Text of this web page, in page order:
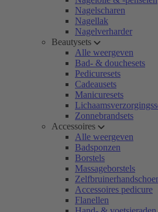
Nagelscharen
Nagellak
Nagelverharder
Beautysets
Alle weergeven
Bad- & douchesets
Pedicuresets
Cadeausets
Manicuresets
Zonnebrandsets
Accessoires
Alle weergeven
Badsponzen
Borstels
Massageborstels
Accessoires pedicure
Flanellen